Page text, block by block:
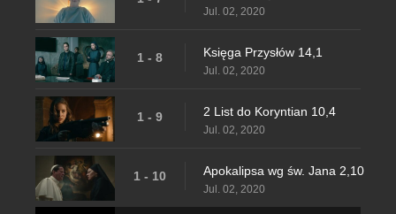
Jul. 02, 2020
1 - 8 Księga Przysłów 14,1
Jul. 02, 2020
1 - 9 2 List do Koryntian 10,4
Jul. 02, 2020
1 - 10 Apokalipsa wg św. Jana 2,10
Jul. 02, 2020